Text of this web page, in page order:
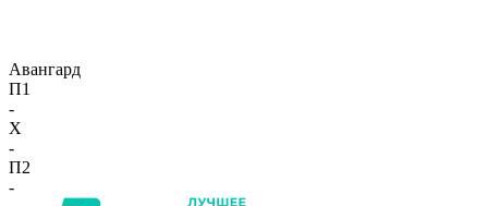
Авангард
П1
-
X
-
П2
-